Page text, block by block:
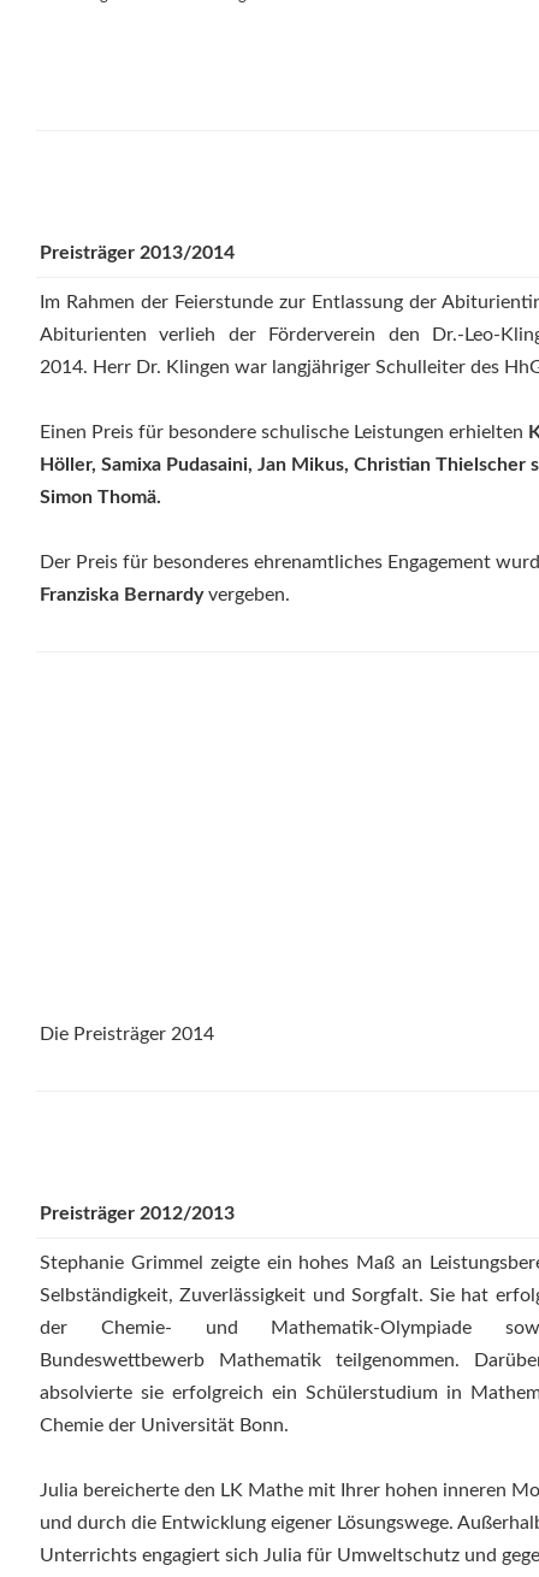
Preisträger 2013/2014
Im Rahmen der Feierstunde zur Entlassung der
Abiturienten verlieh der Förderverein den Dr.-Leo-
2014. Herr Dr. Klingen war langjähriger Schulleiter des
Einen Preis für besondere schulische Leistungen erhielten
Höller, Samixa Pudasaini, Jan Mikus, Christian Thielscher
Simon Thomä.
Der Preis für besonderes ehrenamtliches Engagement
Franziska Bernardyvergeben.
Die Preisträger 2014
Preisträger 2012/2013
Stephanie Grimmel zeigte ein hohes Maß an
Selbständigkeit, Zuverlässigkeit und Sorgfalt. Sie hat
der Chemie- und Mathematik-Olympiade
Bundeswettbewerb Mathematik teilgenommen.
absolvierte sie erfolgreich ein Schülerstudium in
Chemie der Universität Bonn.
Julia bereicherte den LK Mathe mit Ihrer hohen inneren
und durch die Entwicklung eigener Lösungswege.
Unterrichts engagiert sich Julia für Umweltschutz und